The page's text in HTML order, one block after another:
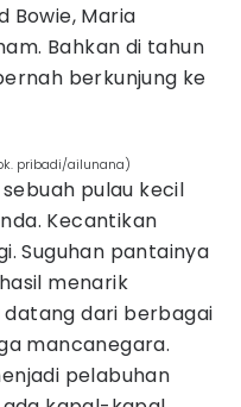
Bowie, Maria
Bahkan di tahun
berkunjung ke
pribadi/ailunana)
pulau kecil
Kecantikan
Suguhan pantainya
menarik
datang dari berbagai
mancanegara.
pelabuhan